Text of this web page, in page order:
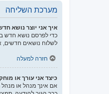
מערכת השליחה
איך אני יוצר נושא
כדי לפרסם נושא חדש
לשלוח נושאים חדשים,
חזרה למעלה
כיצד אני עורך או
אם אינך מנהל או